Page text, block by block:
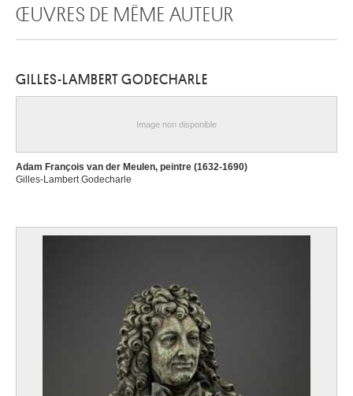
ŒUVRES DE MÊME AUTEUR
GILLES-LAMBERT GODECHARLE
Image non disponible
Adam François van der Meulen, peintre (1632-1690)
Gilles-Lambert Godecharle